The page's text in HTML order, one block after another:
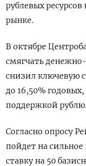
рублевых
рынке.
В октябре
смягчать
снизил ключевую
до 16,50%
поддержкой рублю.
Согласно опросу
пойдет на
ставку на 50